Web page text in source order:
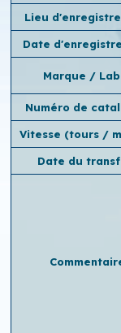
Lieu
Date
Marque /
Numéro de
Vitesse (tours /
Date du